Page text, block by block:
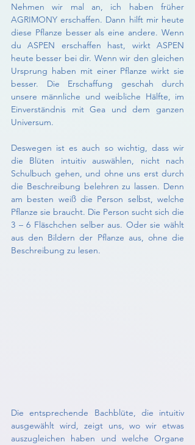
Nehmen wir mal an, ich haben früher
AGRIMONY erschaffen. Dann hilft mir heute
diese Pflanze besser als eine andere. Wenn
du ASPEN erschaffen hast, wirkt ASPEN
heute besser bei dir. Wenn wir den gleichen
Ursprung haben mit einer Pflanze wirkt sie
besser. Die Erschaffung geschah durch
unsere männliche und weibliche Hälfte, im
Einverständnis mit Gea und dem ganzen
Universum.
Deswegen ist es auch so wichtig, dass wir
die Blüten intuitiv auswählen, nicht nach
Schulbuch gehen, und ohne uns erst durch
die Beschreibung belehren zu lassen. Denn
am besten weiß die Person selbst, welche
Pflanze sie braucht. Die Person sucht sich die
3 – 6 Fläschchen selber aus. Oder sie wählt
aus den Bildern der Pflanze aus, ohne die
Beschreibung zu lesen.
Die entsprechende Bachblüte, die intuitiv
ausgewählt wird, zeigt uns, wo wir etwas
auszugleichen haben und welche Organe